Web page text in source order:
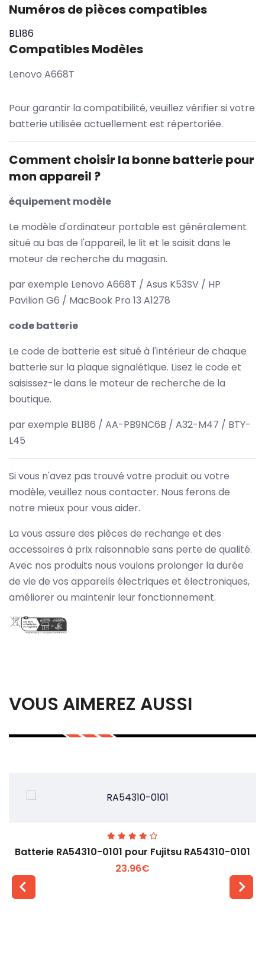
Numéros de pièces compatibles
BL186
Compatibles Modèles
Lenovo A668T
Pour garantir la compatibilité, veuillez vérifier si votre
batterie utilisée actuellement est répertoriée.
Comment choisir la bonne batterie pour
mon appareil ?
équipement modèle
Le modèle d'ordinateur portable est généralement
situé au bas de l'appareil, le lit et le saisit dans le
moteur de recherche du magasin.
par exemple Lenovo A668T / Asus K53SV / HP
Pavilion G6 / MacBook Pro 13 A1278
code batterie
Le code de batterie est situé à l'intérieur de chaque
batterie sur la plaque signalétique. Lisez le code et
saisissez-le dans le moteur de recherche de la
boutique.
par exemple BL186 / AA-PB9NC6B / A32-M47 / BTY-
L45
Si vous n'avez pas trouvé votre produit ou votre
modèle, veuillez nous contacter. Nous ferons de
notre mieux pour vous aider.
La vous assure des pièces de rechange et des
accessoires à prix raisonnable sans perte de qualité.
Avec nos produits nous voulons prolonger la durée
de vie de vos appareils électriques et électroniques,
améliorer ou maintenir leur fonctionnement.
VOUS AIMEREZ AUSSI
Batterie RA54310-0101 pour Fujitsu RA54310-0101
23.96€